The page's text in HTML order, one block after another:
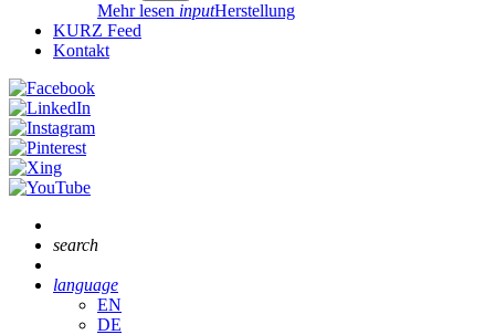
Mehr lesen inputHerstellung
KURZ Feed
Kontakt
search
language
EN
DE